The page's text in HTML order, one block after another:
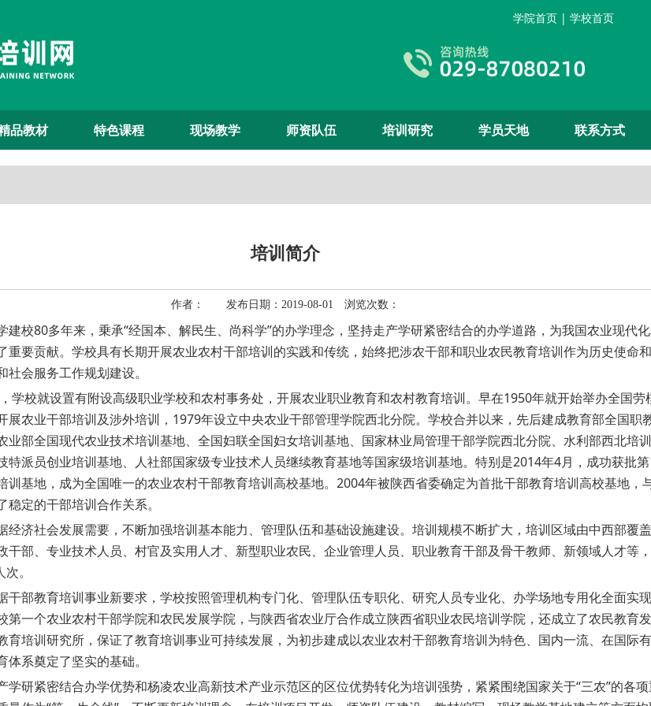
学院首页 | 学校首页
品教材 特色课程 现场教学 师资队伍 培训研究 学员天地 联系方式
培训简介
作者： 发布日期：2019-08-01 浏览次数：
校80多年来，乗承“经国本、解民生、尚科学”的办学理念，坚持走产学研紧密结合的办学道路，为我国农业现代
重要贡献。学校具有长期开展农业农村干部培训的实践和传统，始终把涉农干部和职业农民教育培训作为历史使命
会服务工作规划建设。
校就设置有附设高级职业学校和农村事务处，开展农业职业教育和农村教育培训。早在1950年就开始举办全国劳
展农业干部培训及涉外培训，1979年设立中央农业干部管理学院西北分院。学校合并以来，先后建成教育部全国职
业部全国现代农业技术培训基地、全国妇联全国妇女培训基地、国家林业局管理干部学院西北分院、水利部西北培
特派员创业培训基地、人社部国家级专业技术人员继续教育基地等国家级培训基地。特别是2014年4月，成功获批
训基地，成为全国唯一的农业农村干部教育培训高校基地。2004年被陕西省委确定为首批干部教育培训高校基地，
定的干部培训合作关系。
济社会发展需要，不断加强培训基本能力、管理队伍和基础设施建设。培训规模不断扩大，培训区域由中西部覆
干部、专业技术人员、村官及实用人才、新型职业农民、企业管理人员、职业教育干部及骨干教师、新领域人才等
。
部教育培训事业新要求，学校按照管理机构专门化、管理队伍专职化、研究人员专业化、办学场地专用化全面实
第一个农业农村干部学院和农民发展学院，与陕西省农业厅合作成立陕西省职业农民培训学院，还成立了农民教育
育培训研究所，保证了教育培训事业可持续发展，为初步建成以农业农村干部教育培训为特色、国内一流、在国际
系奠定了坚实的基础。
研紧密结合办学优势和杨凌农业高新技术产业示范区的区位优势转化为培训强势，紧紧围绕国家关于“三农”的各